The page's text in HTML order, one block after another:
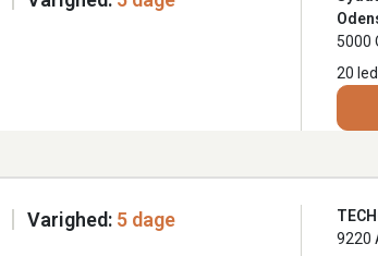
5000
20
Varighed: 5 dage
9220